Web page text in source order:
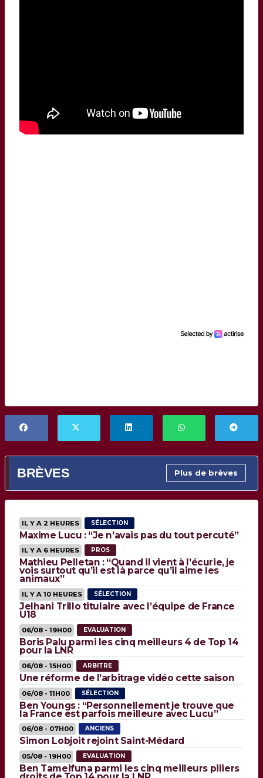
BRÈVES Plus de brèves
IL Y A 2 HEURES SÉLECTION
Maxime Lucu : “Je n’avais pas du tout percuté”
IL Y A 6 HEURES PROS
Mathieu Pelletan : “Quand il vient à l’écurie, je
vois surtout qu’il est là parce qu’il aime les
animaux”
IL Y A 10 HEURES SÉLECTION
Jelhani Trillo titulaire avec l’équipe de France
U18
06/08 - 19H00 EVALUATION
Boris Palu parmi les cinq meilleurs 4 de Top 14
pour la LNR
06/08 - 15H00 ARBITRE
Une réforme de l’arbitrage vidéo cette saison
06/08 - 11H00 SÉLECTION
Ben Youngs : “Personnellement je trouve que
la France est parfois meilleure avec Lucu”
06/08 - 07H00 ANCIENS
Simon Lobjoit rejoint Saint-Médard
05/08 - 19H00 EVALUATION
Ben Tameifuna parmi les cinq meilleurs piliers